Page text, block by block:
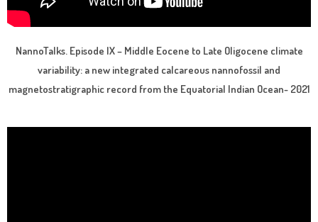
NannoTalks. Episode IX – Middle Eocene to Late Oligocene climate
variability: a new integrated calcareous nannofossil and
magnetostratigraphic record from the Equatorial Indian Ocean- 2021